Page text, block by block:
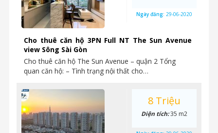
Cho thuê căn hộ 3PN Full NT The Sun Avenue
view Sông Sài Gòn
Cho thuê căn hộ The Sun Avenue – quận 2 Tổng
quan căn hộ: – Tình trạng nội thất cho…
Ngày đăng: 29-06-2020
8 Triệu
Diện tích:35 m2